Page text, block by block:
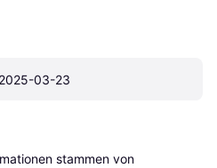
2025-03-23
stammen von